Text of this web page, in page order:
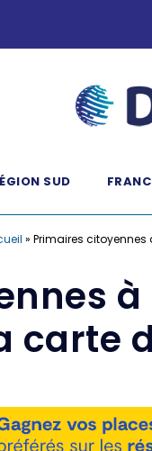
SUD
» Primaires citoyennes
carte